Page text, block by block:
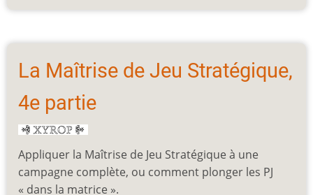
La Maîtrise de Jeu Stratégique,
4e partie
Appliquer la Maîtrise de Jeu Stratégique à une
campagne complète, ou comment plonger les PJ
« dans la matrice ».